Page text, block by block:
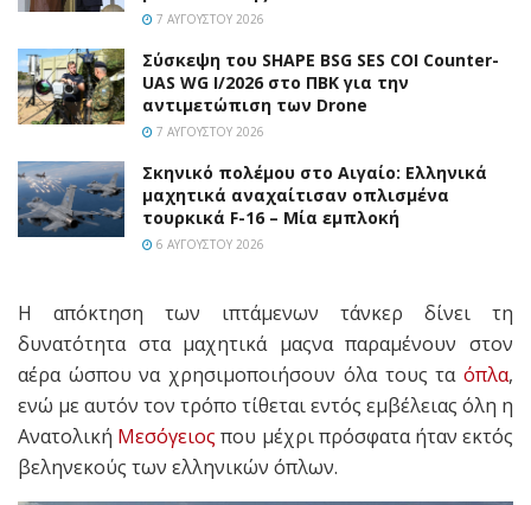
7 ΑΥΓΟΎΣΤΟΥ 2026
Σύσκεψη του SHAPE BSG SES COI Counter-
UAS WG I/2026 στο ΠΒΚ για την
αντιμετώπιση των Drone
7 ΑΥΓΟΎΣΤΟΥ 2026
Σκηνικό πολέμου στο Αιγαίο: Ελληνικά
μαχητικά αναχαίτισαν οπλισμένα
τουρκικά F-16 – Μία εμπλοκή
6 ΑΥΓΟΎΣΤΟΥ 2026
Η απόκτηση των ιπτάμενων τάνκερ δίνει τη
δυνατότητα στα μαχητικά μαςνα παραμένουν στον
αέρα ώσπου να χρησιμοποιήσουν όλα τους τα όπλα,
ενώ με αυτόν τον τρόπο τίθεται εντός εμβέλειας όλη η
Ανατολική Μεσόγειος που μέχρι πρόσφατα ήταν εκτός
βεληνεκούς των ελληνικών όπλων.